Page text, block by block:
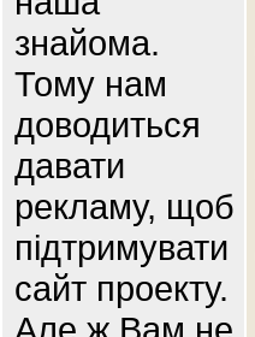
знайома.
Тому нам
доводиться
давати
рекламу, щоб
підтримувати
сайт проекту.